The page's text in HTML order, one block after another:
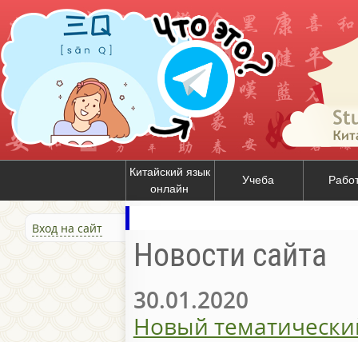
Китайский язык
онлайн
Учеба
Вход на сайт
Новости сайта
30.01.2020
Новый